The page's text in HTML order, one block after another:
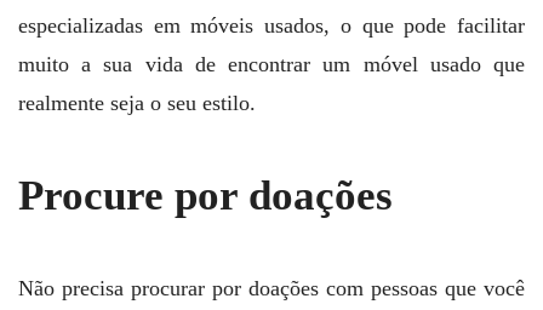
especializadas em móveis usados, o que pode facilitar
muito a sua vida de encontrar um móvel usado que
realmente seja o seu estilo.
Procure por doações
Não precisa procurar por doações com pessoas que você